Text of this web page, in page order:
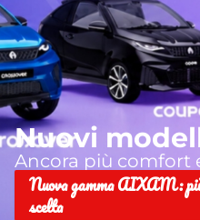
Nuovi
Ancora più comfort
Nuova gamma AIXAM:
scelta